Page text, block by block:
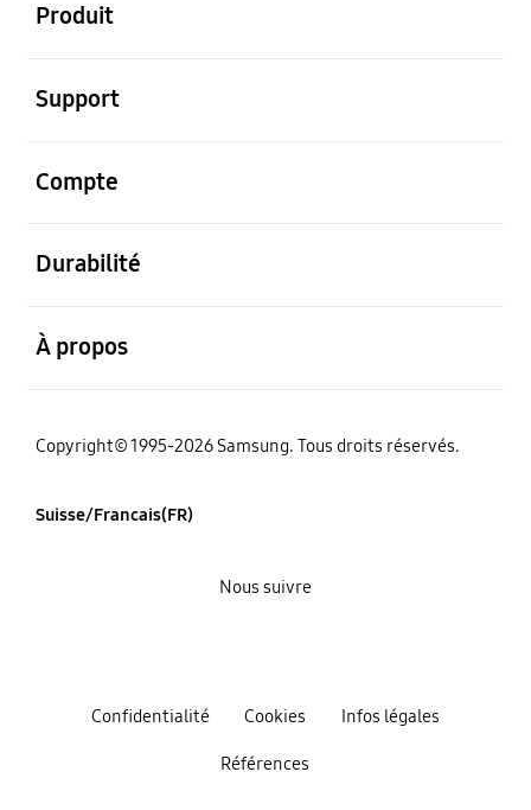
Produit
Support
Compte
Durabilité
À propos
Copyright© 1995-2026 Samsung. Tous droits réservés.
Suisse/Francais(FR)
Confidentialité Cookies Infos légales
Références
Nous suivre